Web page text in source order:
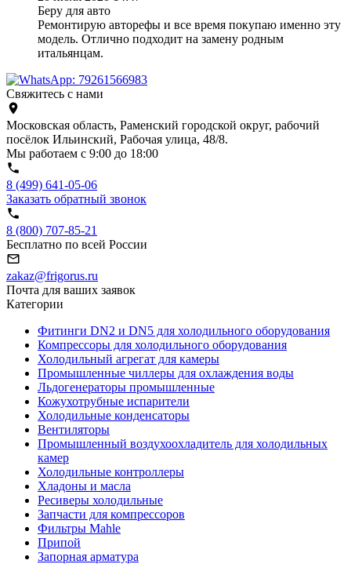
Беру для авто
Ремонтирую авторефы и все время покупаю именно эту
модель. Отлично подходит на замену родным
итальянцам.
Свяжитесь с нами
Московская область, Раменский городской округ, рабочий
посёлок Ильинский, Рабочая улица, 48/8.
Мы работаем с 9:00 до 18:00
8 (499) 641-05-06
Заказать обратный звонок
8 (800) 707-85-21
Бесплатно по всей России
zakaz@frigorus.ru
Почта для ваших заявок
Категории
Фитинги DN2 и DN5 для холодильного оборудования
Компрессоры для холодильного оборудования
Холодильный агрегат для камеры
Промышленные чиллеры для охлаждения воды
Льдогенераторы промышленные
Кожухотрубные испарители
Холодильные конденсаторы
Вентиляторы
Промышленный воздухоохладитель для холодильных
камер
Холодильные контроллеры
Хладоны и масла
Ресиверы холодильные
Запчасти для компрессоров
Фильтры Mahle
Припой
Запорная арматура